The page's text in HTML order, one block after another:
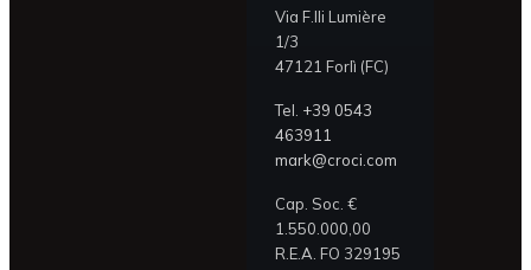
Via F.lli Lumière
1/3
47121 Forlì (FC)
Tel. +39 0543
463911
mark@croci.com
Cap. Soc. €
1.550.000,00
R.E.A. FO 329195